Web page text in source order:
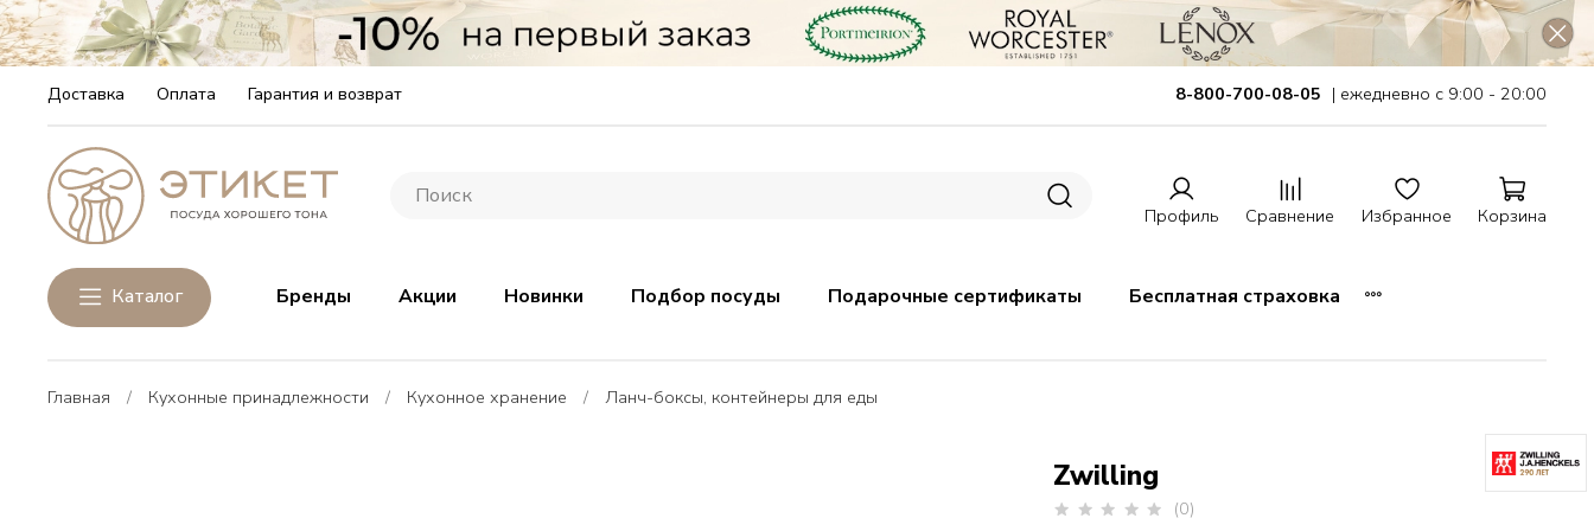
Доставка Оплата Гарантия и возврат 8-800-700-08-05 | ежедневно с 9:00 - 20:00
Профиль Сравнение Избранное Корзина
Каталог Бренды Акции Новинки Подбор посуды Подарочные сертификаты Бесплатная страховка
Главная Кухонные принадлежности Кухонное хранение Ланч-боксы, контейнеры для еды
(0)
Zwilling